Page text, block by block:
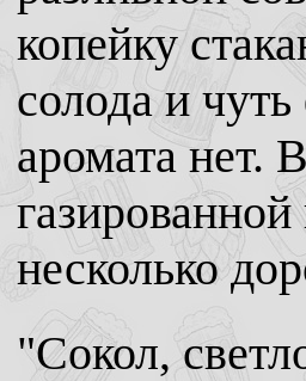
копейку
солода и
аромата нет.
несколько
"Сокол,